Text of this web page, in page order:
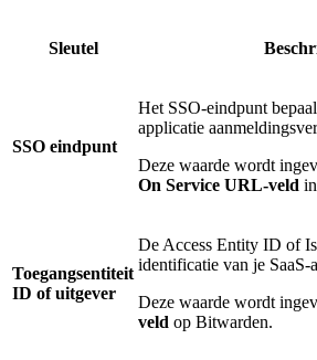
Sleutel
SSO eindpunt
Het SSO-eindpunt
applicatie
Deze waarde wordt
On Service URL-veld
Toegangsentiteit
ID of uitgever
De Access Entity ID of
identificatie van je SaaS-
Deze waarde wordt
veld op Bitwarden.